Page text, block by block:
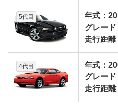
5代目
年式：
グレード
走行距
4代目
年式：
グレード
走行距